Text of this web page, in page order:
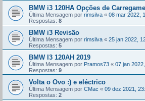
BMW i3 120HA Opções de
Última Mensagem por rimsilva « 08 mar 2022,
Respostas: 8
BMW i3 Revisão
Última Mensagem por rimsilva « 25 jan 2022,
Respostas: 5
BMW I3 120AH 2019
Última Mensagem por Pramos73 « 07 jan
Respostas: 9
Volta o Ovo :) e eléctrico
Última Mensagem por CMac « 09 dez 2021,
Respostas: 2